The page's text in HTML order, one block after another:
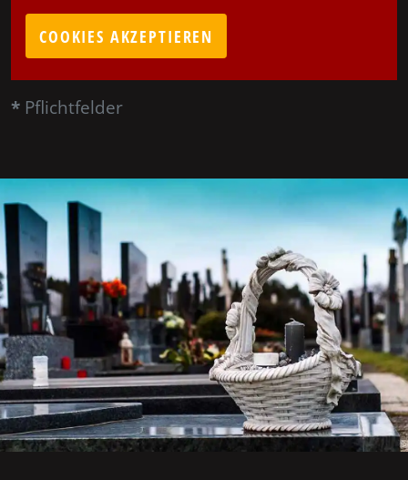
COOKIES AKZEPTIEREN
* Pflichtfelder